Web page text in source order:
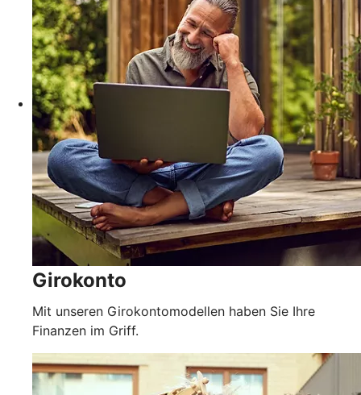
Girokonto
Mit unseren Girokontomodellen haben Sie Ihre
Finanzen im Griff.